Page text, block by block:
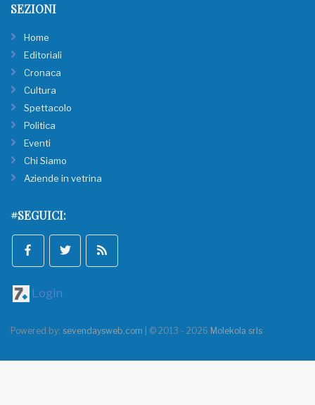
SEZIONI
Home
Editoriali
Cronaca
Cultura
Spettacolo
Politica
Eventi
Chi Siamo
Aziende in vetrina
#SEGUICI:
Login
Powered by: sevendaysweb.com | © 2013 - 2026 Molekola srls